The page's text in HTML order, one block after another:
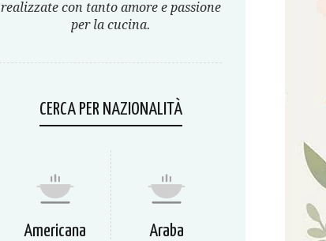
realizzate con tanto amore e passione
per la cucina.
CERCA PER NAZIONALITÀ
Americana Araba